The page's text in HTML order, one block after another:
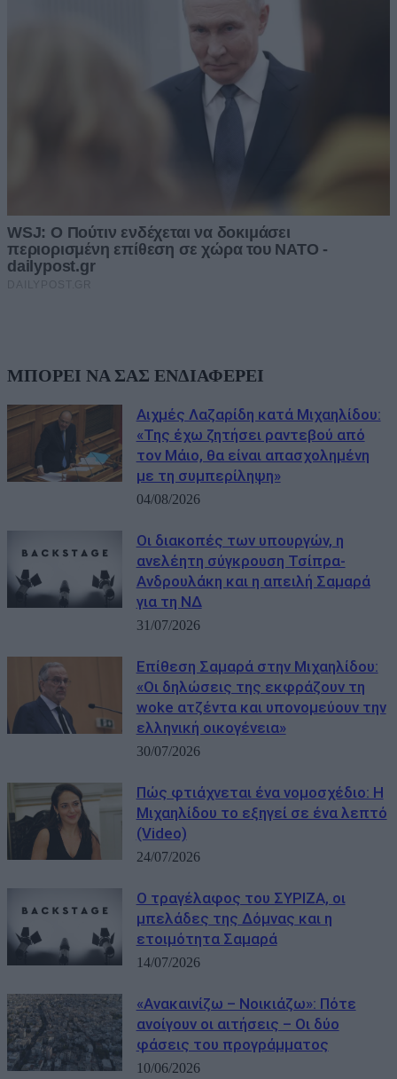
ΜΠΟΡΕΙ ΝΑ ΣΑΣ ΕΝΔΙΑΦΕΡΕΙ
Αιχμές Λαζαρίδη κατά Μιχαηλίδου:
«Της έχω ζητήσει ραντεβού από
τον Μάιο, θα είναι απασχολημένη
με τη συμπερίληψη»
04/08/2026
Οι διακοπές των υπουργών, η
ανελέητη σύγκρουση Τσίπρα-
Ανδρουλάκη και η απειλή Σαμαρά
για τη ΝΔ
31/07/2026
Eπίθεση Σαμαρά στην Μιχαηλίδου:
«Οι δηλώσεις της εκφράζουν τη
woke ατζέντα και υπονομεύουν την
ελληνική οικογένεια»
30/07/2026
Πώς φτιάχνεται ένα νομοσχέδιο: Η
Μιχαηλίδου το εξηγεί σε ένα λεπτό
(Video)
24/07/2026
Ο τραγέλαφος του ΣΥΡΙΖΑ, οι
μπελάδες της Δόμνας και η
ετοιμότητα Σαμαρά
14/07/2026
«Ανακαινίζω – Νοικιάζω»: Πότε
ανοίγουν οι αιτήσεις – Οι δύο
φάσεις του προγράμματος
10/06/2026